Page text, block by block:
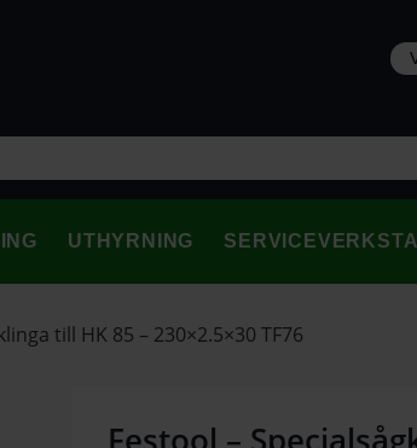
UTHYRNING
till HK 85 – 230×2.5×30 TF76